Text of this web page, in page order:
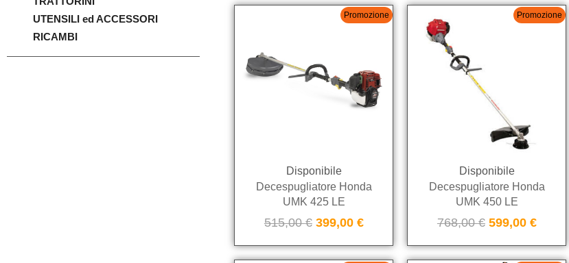
UTENSILI ed ACCESSORI
RICAMBI
Promozione
Disponibile
Decespugliatore Honda
UMK 425 LE
515,00€ 399,00 €
Promozione
Disponibile
Decespugliatore Honda
UMK 450 LE
768,00€ 599,00 €